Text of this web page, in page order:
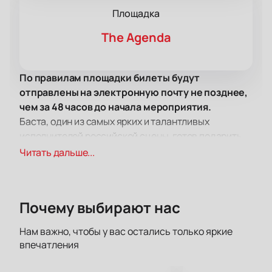
Площадка
The Agenda
По правилам площадки билеты будут
отправлены на электронную почту не позднее,
чем за 48 часов до начала мероприятия.
Баста, один из самых ярких и талантливых
исполнителей российской сцены, готов подарить
вам вечер, наполненный музыкой, эмоциями и
На концерте Басты в The Agenda вы сможете
исполнения самых любимых композиций. В
программе — хиты с альбома «Баста 1» и новые
Читать дальше...
Почему выбирают нас
Нам важно, чтобы у вас остались только яркие
впечатления